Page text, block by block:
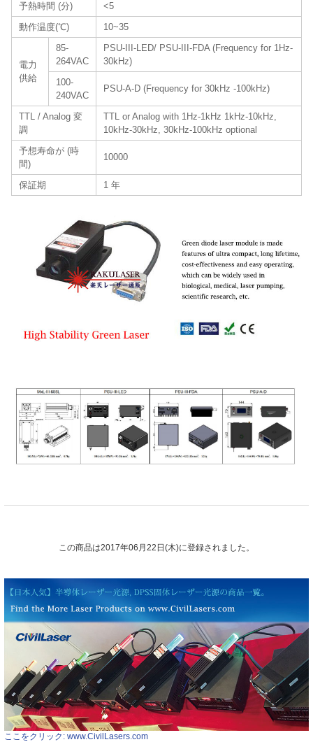
予熱時間 (分)
<5
動作温度(℃)
10~35
電力
供給
85-
264VAC
PSU-III-LED/ PSU-III-FDA (Frequency for 1Hz-
30kHz)
100-
240VAC
PSU-A-D (Frequency for 30kHz -100kHz)
TTL / Analog 変
調
TTL or Analog with 1Hz-1kHz 1kHz-10kHz,
10kHz-30kHz, 30kHz-100kHz optional
予想寿命が (時
間)
10000
保証期 1 年
この商品は2017年06月22日(木)に登録されました。
ここをクリック: www.CivilLasers.com